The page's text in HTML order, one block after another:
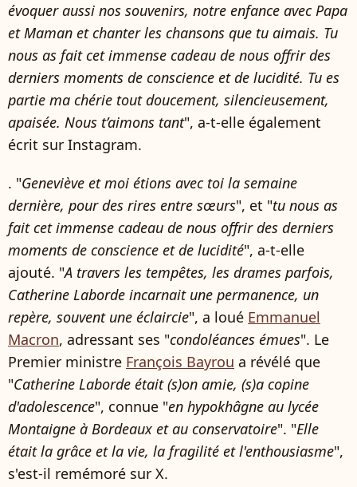
évoquer aussi nos souvenirs, notre enfance avec Papa
et Maman et chanter les chansons que tu aimais. Tu
nous as fait cet immense cadeau de nous offrir des
derniers moments de conscience et de lucidité. Tu es
partie ma chérie tout doucement, silencieusement,
apaisée. Nous t’aimons tant", a-t-elle également
écrit sur Instagram.
. "Geneviève et moi étions avec toi la semaine
dernière, pour des rires entre sœurs", et "tu nous as
fait cet immense cadeau de nous offrir des derniers
moments de conscience et de lucidité", a-t-elle
ajouté. "A travers les tempêtes, les drames parfois,
Catherine Laborde incarnait une permanence, un
repère, souvent une éclaircie", a loué Emmanuel
Macron, adressant ses "condoléances émues". Le
Premier ministre François Bayrou a révélé que
"Catherine Laborde était (s)on amie, (s)a copine
d'adolescence", connue "en hypokhâgne au lycée
Montaigne à Bordeaux et au conservatoire". "Elle
était la grâce et la vie, la fragilité et l'enthousiasme",
s'est-il remémoré sur X.